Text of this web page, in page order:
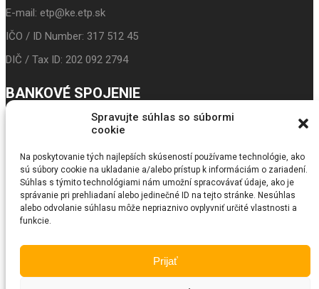
Spravujte súhlas so súbormi
cookie
Na poskytovanie tých najlepších skúseností používame technológie, ako
sú súbory cookie na ukladanie a/alebo prístup k informáciám o zariadení.
Súhlas s týmito technológiami nám umožní spracovávať údaje, ako je
správanie pri prehliadaní alebo jedinečné ID na tejto stránke. Nesúhlas
alebo odvolanie súhlasu môže nepriaznivo ovplyvniť určité vlastnosti a
funkcie.
Prijať
E-mail: etp@ke.etp.sk
IČO / ID Number: 317 512 45
DIČ / Tax ID: 202 092 2794
BANKOVÉ SPOJENIE
IBAN: SK24 3100 0000 0043 5017 9117
Prima banka
BIC/SWIFT: LUBASKBX
SEARCH
. All Rights Reserved by SKT Themes